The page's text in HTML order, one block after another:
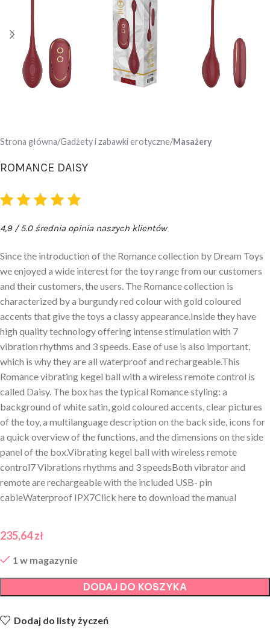
Strona główna Gadżety i zabawki erotyczne Masażery
ROMANCE DAISY
4,9 / 5.0 średnia opinia naszych klientów
Since the introduction of the Romance collection by Dream Toys
we enjoyed a wide interest for the toy range from our customers
and their customers, the users. The Romance collection is
characterized by a burgundy red colour with gold coloured
accents that give the toys a classy appearance.Inside they have
high quality technology offering intense stimulation with 7
vibration rhythms and 3 speeds. Ease of use is also important,
which is why they are all waterproof and rechargeable.This
Romance vibrating kegel ball with a wireless remote control is
called Daisy. The box has the typical Romance styling: a
background of white satin, gold coloured accents, clear pictures
of the toy, a multilanguage description on the back side, icons for
a quick overview of the functions, and the dimensions on the side
panel of the box.Vibrating kegel ball with wireless remote
control7 Vibrations rhythms and 3 speedsBoth vibrator and
remote are rechargeable with the included USB- pin
cableWaterproof IPX7Click here to download the manual
235,64zł
1 w magazynie
DODAJ DO KOSZYKA
Dodaj do listy życzeń